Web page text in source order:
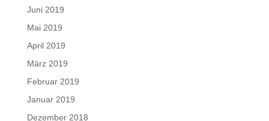
Juni 2019
Mai 2019
April 2019
März 2019
Februar 2019
Januar 2019
Dezember 2018